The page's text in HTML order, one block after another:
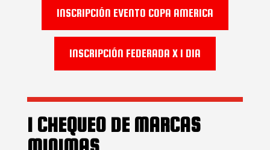
INSCRIPCIÓN EVENTO COPA AMERICA
INSCRIPCIÓN FEDERADA X 1 DIA
I CHEQUEO DE MARCAS